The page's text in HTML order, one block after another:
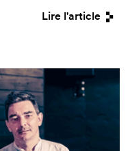
Lire l'article